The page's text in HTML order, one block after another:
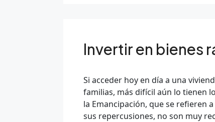
Invertir en bienes
Si acceder hoy en día a una
familias, más difícil aún lo tienen
la Emancipación, que se refieren
sus repercusiones, no son muy